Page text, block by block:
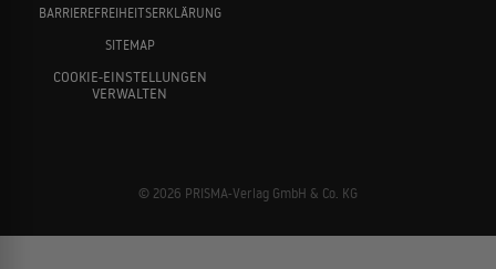
BARRIEREFREIHEITSERKLÄRUNG
SITEMAP
COOKIE-EINSTELLUNGEN
VERWALTEN
© 2026 PRISMA-Verlag GmbH & Co. KG